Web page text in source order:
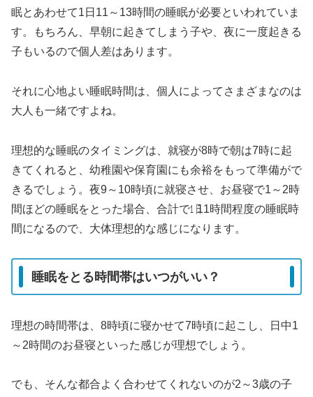
眠とあわせて1日11～13時間の睡眠が必要といわれていま
す。もちろん、早朝に起きてしまう子や、夜に一度起きる
子もいるので個人差はあります。
それに心地よい睡眠時間は、個人によってさまざまなのは
大人も一緒ですよね。
理想的な睡眠のタイミングは、就寝が8時で朝は7時に起
きてくれると、幼稚園や保育園にも余裕をもって準備がで
きるでしょう。夜9～10時頃に就寝させ、お昼寝で1～2時
間ほどの睡眠をとった場合、合計で㏠11時間程度の睡眠時
間になるので、大体理想的な感じになります。
睡眠をとる時間帯はいつがいい？
理想の時間帯は、8時頃に寝かせて7時頃に起こし、日中1
～2時間のお昼寝といった感じが理想でしょう。
でも、そんな都合よく合わせてくれないのが2～3歳の子